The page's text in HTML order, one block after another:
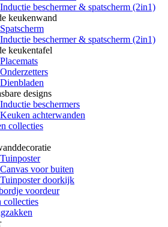
Inductie beschermer & spatscherm (2in1)
keukenwand
Spatscherm
Inductie beschermer & spatscherm (2in1)
keukentafel
Placemats
Onderzetters
Dienbladen
designs
Inductie beschermers
Keuken achterwanden
collecties
Tuinposter
Canvas voor buiten
Tuinposter doorkijk
voordeur
collecties